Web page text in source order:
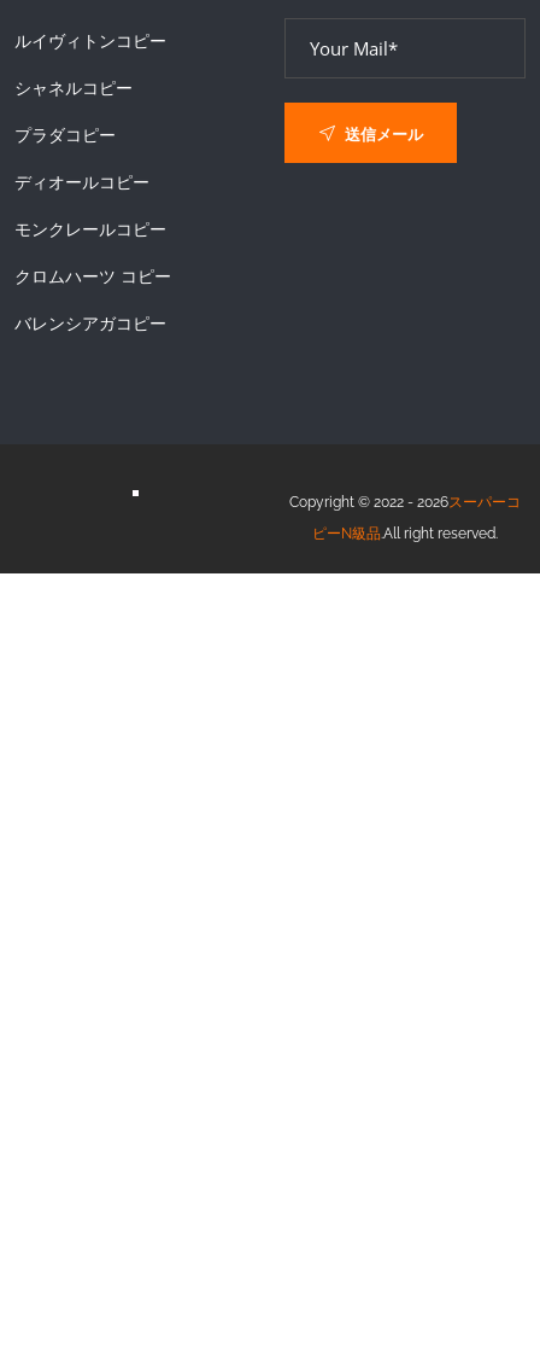
ルイヴィトンコピー
シャネルコピー
プラダコピー
ディオールコピー
モンクレールコピー
クロムハーツ コピー
バレンシアガコピー
送信メール
Copyright © 2022 - 2026スーパーコ
ピーN級品.All right reserved.